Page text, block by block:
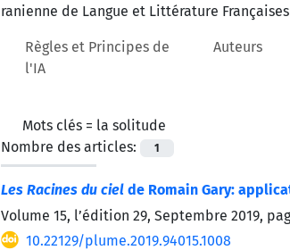
Règles et Principes de
l'IA
Auteurs
Mots clés = la solitude
Nombre des articles:
1
Les Racines du ciel de Romain Gary:
Volume 15, l’édition 29, Septembre 2019,
10.22129/plume.2019.94015.1008